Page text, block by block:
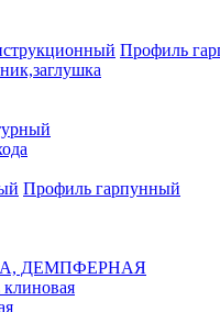
Профиль
Профиль гарпунный
ДЕМПФЕРНАЯ
клиновая